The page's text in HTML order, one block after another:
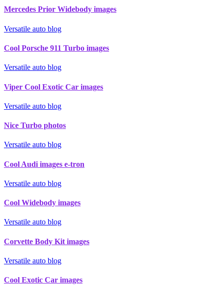
Mercedes Prior Widebody images
Versatile auto blog
Cool Porsche 911 Turbo images
Versatile auto blog
Viper Cool Exotic Car images
Versatile auto blog
Nice Turbo photos
Versatile auto blog
Cool Audi images e-tron
Versatile auto blog
Cool Widebody images
Versatile auto blog
Corvette Body Kit images
Versatile auto blog
Cool Exotic Car images